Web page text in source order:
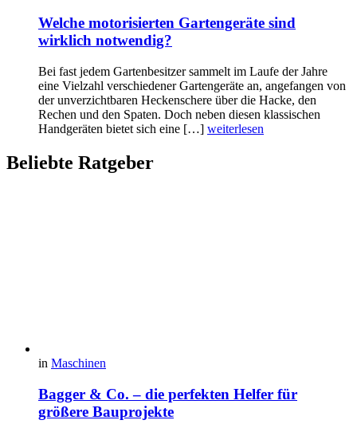
Welche motorisierten Gartengeräte sind
wirklich notwendig?
Bei fast jedem Gartenbesitzer sammelt im Laufe der Jahre
eine Vielzahl verschiedener Gartengeräte an, angefangen von
der unverzichtbaren Heckenschere über die Hacke, den
Rechen und den Spaten. Doch neben diesen klassischen
Handgeräten bietet sich eine […] weiterlesen
Beliebte Ratgeber
in Maschinen
Bagger & Co. – die perfekten Helfer für
größere Bauprojekte